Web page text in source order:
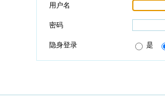
用户名
密码
隐身登录 是